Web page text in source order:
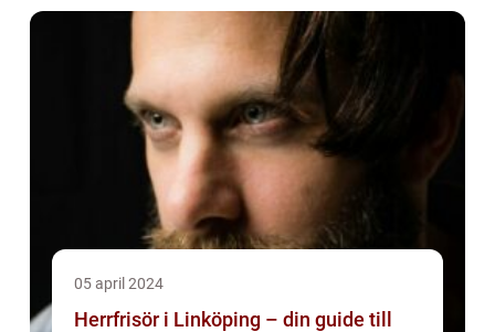
05 april 2024
Herrfrisör i Linköping – din guide till